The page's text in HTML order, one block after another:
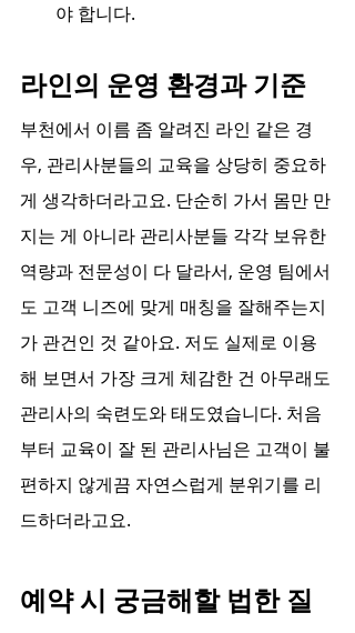
야 합니다.
라인의 운영 환경과 기준
부천에서 이름 좀 알려진 라인 같은 경
우, 관리사분들의 교육을 상당히 중요하
게 생각하더라고요. 단순히 가서 몸만 만
지는 게 아니라 관리사분들 각각 보유한
역량과 전문성이 다 달라서, 운영 팀에서
도 고객 니즈에 맞게 매칭을 잘해주는지
가 관건인 것 같아요. 저도 실제로 이용
해 보면서 가장 크게 체감한 건 아무래도
관리사의 숙련도와 태도였습니다. 처음
부터 교육이 잘 된 관리사님은 고객이 불
편하지 않게끔 자연스럽게 분위기를 리
드하더라고요.
예약 시 궁금해할 법한 질